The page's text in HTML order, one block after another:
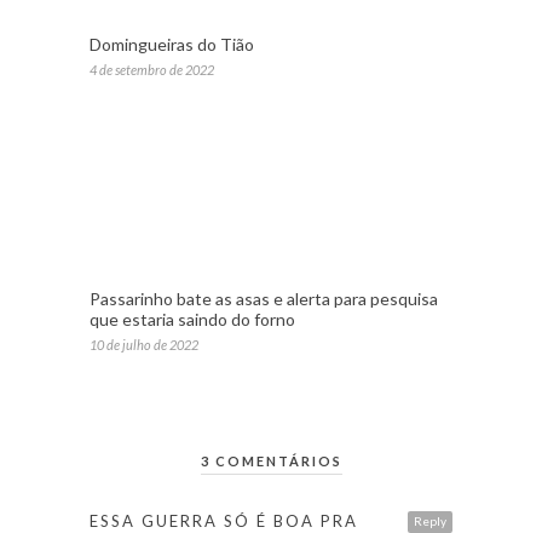
Domingueiras do Tião
4 de setembro de 2022
Passarinho bate as asas e alerta para pesquisa
que estaria saindo do forno
10 de julho de 2022
3 COMENTÁRIOS
Reply
ESSA GUERRA SÓ É BOA PRA